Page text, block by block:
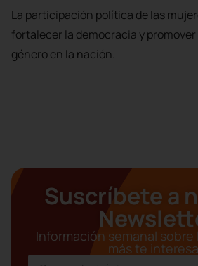
La participación política de las
fortalecer la democracia y
género en la nación.
Suscríbete a
Información semanal
más te